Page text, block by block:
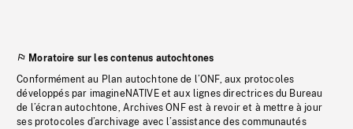
Moratoire sur les contenus autochtones
Conformément au Plan autochtone de l’ONF, aux protocoles
développés par imagineNATIVE et aux lignes directrices du Bureau
de l’écran autochtone, Archives ONF est à revoir et à mettre à jour
ses protocoles d’archivage avec l’assistance des communautés